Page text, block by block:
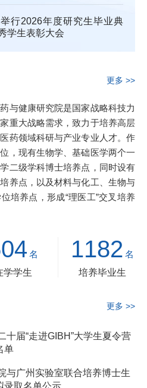
行2026年度研究生毕业典
学生表彰大会
更多 >>
健康研究院是国家战略科技力
重大战略需求，致力于培养高层
药领域科研与产业专业人才。作
，现有生物学、基础医学两个一
二级学科博士培养点，同时设有
养点，以及材料与化工、生物与
培养点，形成“理医工”交叉培养
名
学学生
1182 名
培养毕业生
更多 >>
十届“走进GIBH”大学生夏令营
单
与广州实验室联合培养博士生